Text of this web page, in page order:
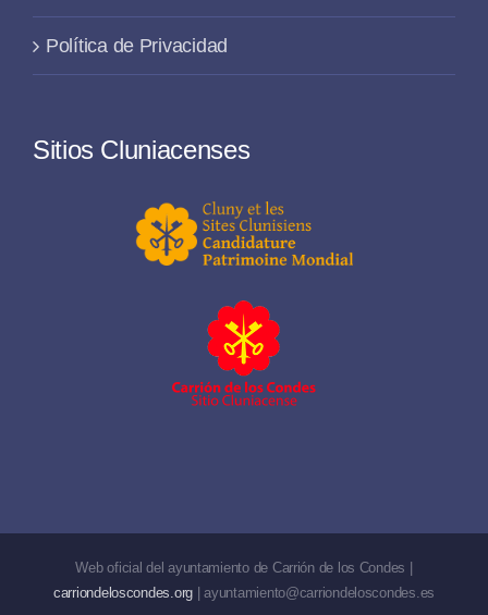
Política de Privacidad
Sitios Cluniacenses
Web oficial del ayuntamiento de Carrión de los Condes |
carriondeloscondes.org | ayuntamiento@carriondeloscondes.es